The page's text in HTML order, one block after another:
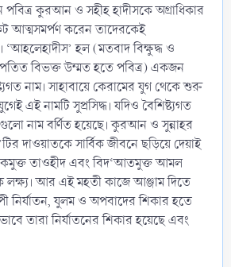
পবিত্র কুরআন ও সহীহ হাদীসকে অগ্রাধিকার
আত্মসমর্পণ করেন তাদেরকেই
‘আহলেহাদীস’ হল (মতবাদ বিক্ষুদ্ধ ও
পতিত বিভক্ত উম্মত হতে পবিত্র) একজন
নাম। সাহাবায়ে কেরামের যুগ থেকে শুরু
এই নামটি সুপ্রসিদ্ধ। যদিও বৈশিষ্ট্যগত
নাম বর্ণিত হয়েছে। কুরআন ও সুন্নাহর
দাওয়াতকে সার্বিক জীবনে ছড়িয়ে দেয়াই
তাওহীদ এবং বিদ‘আতমুক্ত আমল
লক্ষ্য। আর এই মহতী কাজে আঞ্জাম দিতে
নির্যাতন, যুলম ও অপবাদের শিকার হতে
তারা নির্যাতনের শিকার হয়েছে এবং